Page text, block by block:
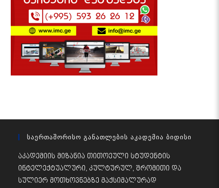
Საერთაშორისო Განათლების Აკადემია Ბიდისი
აკადემიის მიზანია თითოეული სტუდენტის
ინტელექტუალური, კულტურულ, შრომითი და
სულიერ მოთხოვნებზე მაქსიმალურად